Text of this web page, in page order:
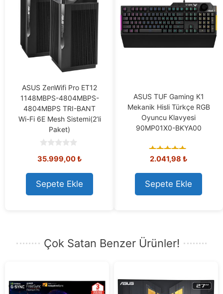
ASUS ZenWifi Pro ET12
1148MBPS-4804MBPS-
4804MBPS TRI-BANT
Wi-Fi 6E Mesh Sistemi(2’li
Paket)
o
t
o
f
5
35.999,00₺
Sepete Ekle
ASUS TUF Gaming K1
Mekanik Hisli Türkçe RGB
Oyuncu Klavyesi
90MP01X0-BKYA00
5.00
2.041,98 ₺
Sepete Ekle
Çok Satan Benzer Ürünler!